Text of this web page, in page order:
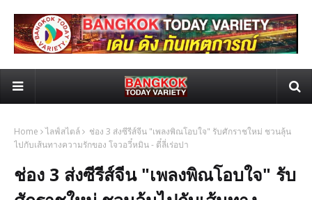
Home ไลฟ์สไตล์
ช่อง 3 ส่งซีรีส์จีน "เพลงพิณโอบใจ" รับศักราชใหม่ ชวนลุ้น
ไปกับเส้นทางความรักของ โจวอวี๋หมิน - ตี๋ลี่เร่อปา
ช่อง 3 ส่งซีรีส์จีน "เพลงพิณโอบใจ" รับ